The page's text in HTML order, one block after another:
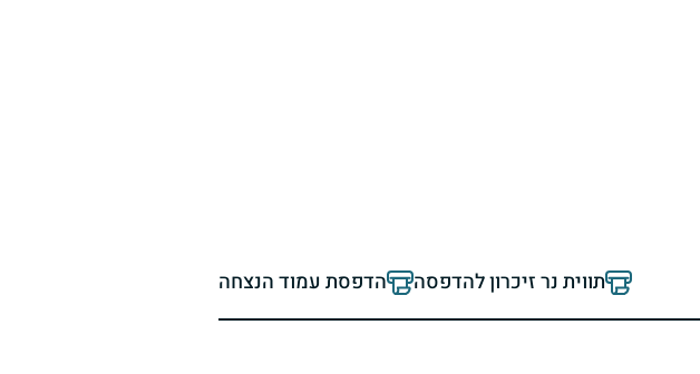
תווית נר זיכרון להדפסה הדפסת עמוד הנצחה